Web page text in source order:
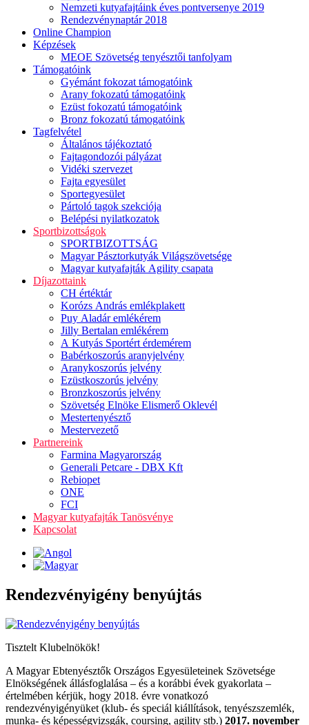
Nemzeti kutyafajtáink éves pontversenye 2019
Rendezvénynaptár 2018
Online Champion
Képzések
MEOE Szövetség tenyésztői tanfolyam
Támogatóink
Gyémánt fokozat támogatóink
Arany fokozatú támogatóink
Ezüst fokozatú támogatóink
Bronz fokozatú támogatóink
Tagfelvétel
Általános tájékoztató
Fajtagondozói pályázat
Vidéki szervezet
Fajta egyesület
Sportegyesület
Pártoló tagok szekciója
Belépési nyilatkozatok
Sportbizottságok
SPORTBIZOTTSÁG
Magyar Pásztorkutyák Világszövetsége
Magyar kutyafajták Agility csapata
Díjazottaink
CH értéktár
Korózs András emlékplakett
Puy Aladár emlékérem
Jilly Bertalan emlékérem
A Kutyás Sportért érdemérem
Babérkoszorús aranyjelvény
Aranykoszorús jelvény
Ezüstkoszorús jelvény
Bronzkoszorús jelvény
Szövetség Elnöke Elismerő Oklevél
Mestertenyésztő
Mestervezető
Partnereink
Farmina Magyarország
Generali Petcare - DBX Kft
Rebiopet
ONE
FCI
Magyar kutyafajták Tanösvénye
Kapcsolat
Rendezvényigény benyújtás
Tisztelt Klubelnökök!
A Magyar Ebtenyésztők Országos Egyesületeinek Szövetsége
Elnökségének állásfoglalása – és a korábbi évek gyakorlata –
értelmében kérjük, hogy 2018. évre vonatkozó
rendezvényigényüket (klub- és speciál kiállítások, tenyészszemlék,
munka- és képességvizsgák, coursing, agility stb.) 2017. november